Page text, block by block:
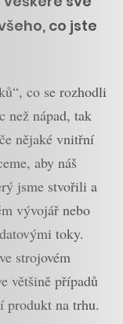
co jste
co se rozhodli
než nápad, tak
nějaké vnitřní
aby náš
jsme stvořili a
vývojář nebo
toky.
strojovém
většině případů
produkt na trhu.